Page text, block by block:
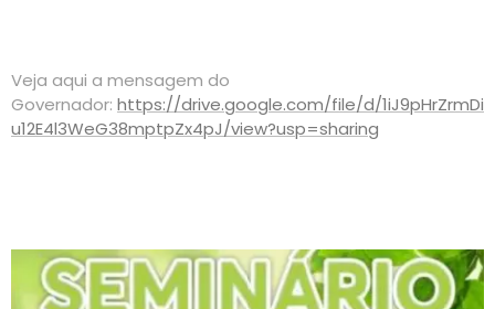
Veja aqui a mensagem do
Governador: https://drive.google.com/file/d/1iJ9pHrZrmDi
u12E4l3WeG38mptpZx4pJ/view?usp=sharing